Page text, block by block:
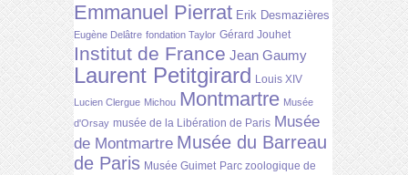
Emmanuel Pierrat Erik Desmazières
Eugène Delâtre fondation Taylor Gérard Jouhet
Institut de France Jean Gaumy
Laurent Petitgirard Louis XIV
Lucien Clergue Michou Montmartre Musée
d'Orsay musée de la Libération de Paris Musée
de Montmartre Musée du Barreau
de Paris Musée Guimet Parc zoologique de